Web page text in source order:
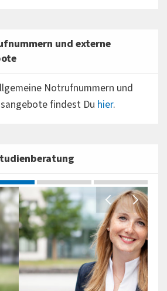
und externe
Notrufnummern und
findest Du hier.